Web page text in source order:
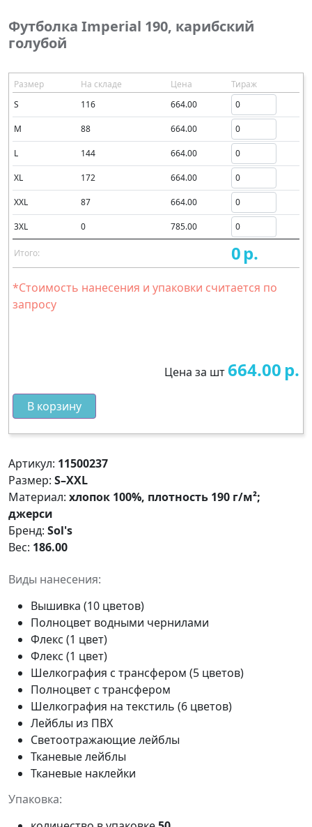
Футболка Imperial 190, карибский
голубой
Размер На складе Цена
Тираж
S
116 664.00
M 88 664.00
L 144 664.00
XL 172 664.00
XXL 87 664.00
3XL 0 785.00
Итого: 0р.
*Стоимость нанесения и упаковки считается по
запросу
Цена за шт664.00р.
В корзину
Артикул: 11500237
Размер: S–XXL
Материал: хлопок 100%, плотность 190 г/м²;
джерси
Бренд: Sol's
Вес: 186.00
Виды нанесения:
Вышивка (10 цветов)
Полноцвет водными чернилами
Флекс (1 цвет)
Флекс (1 цвет)
Шелкография с трансфером (5 цветов)
Полноцвет с трансфером
Шелкография на текстиль (6 цветов)
Лейблы из ПВХ
Светоотражающие лейблы
Тканевые лейблы
Тканевые наклейки
Упаковка: